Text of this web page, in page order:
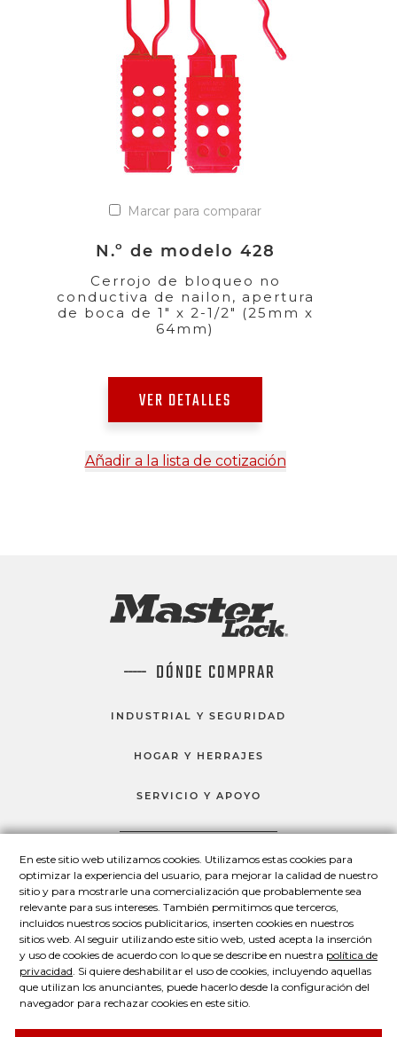
En este sitio web utilizamos cookies. Utilizamos estas cookies para
optimizar la experiencia del usuario, para mejorar la calidad de nuestro
sitio y para mostrarle una comercialización que probablemente sea
relevante para sus intereses. También permitimos que terceros,
incluidos nuestros socios publicitarios, inserten cookies en nuestros
sitios web. Al seguir utilizando este sitio web, usted acepta la inserción
y uso de cookies de acuerdo con lo que se describe en nuestra política de
privacidad. Si quiere deshabilitar el uso de cookies, incluyendo aquellas
que utilizan los anunciantes, puede hacerlo desde la configuración del
navegador para rechazar cookies en este sitio.
Marcar para comparar
N.º de modelo 428
Cerrojo de bloqueo no
conductiva de nailon, apertura
de boca de 1" x 2-1/2" (25mm x
64mm)
VER DETALLES
Añadir a la lista de cotización
DÓNDE COMPRAR
INDUSTRIAL Y SEGURIDAD
HOGAR Y HERRAJES
SERVICIO Y APOYO
Master Lock en Facebook
Master Lock en LinkedIn
Master Lock en Twitter
Master Lock en
© 2026 Master Lock Company LLC.
Contáctenos Conózcanos
Política de privacidad
Declaración legal
Acerca de nuestros avisos